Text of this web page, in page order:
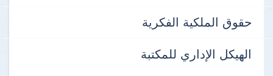
حقوق الملكية الفكرية
الهيكل الإداري للمكتبة